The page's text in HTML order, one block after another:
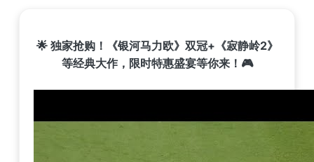
🌟 独家抢购！《银河马力欧》双冠+《寂静岭2》
等经典大作，限时特惠盛宴等你来！🎮